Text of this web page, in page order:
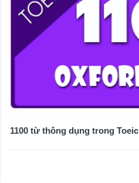
1100 từ thông dụng trong Toeic